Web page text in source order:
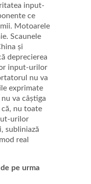
input-
ce
Motoarele
Scaunele
și
deprecierea
input-urilor
nu va
exprimate
va câștiga
nu toate
urilor
subliniază
real
pe urma